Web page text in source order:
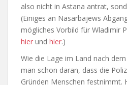
also nicht in Astana antrat,
(Einiges an Nasarbajews
mögliches Vorbild für Wladimir
hier und hier.)
Wie die Lage im Land nach
man schon daran, dass die
Gründen Menschen festnimmt.